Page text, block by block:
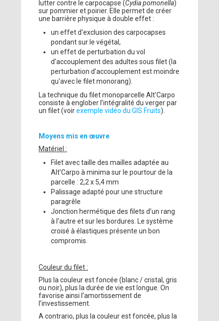
lutter contre le carpocapse (Cydia pomonella)
sur pommier et poirier. Elle permet de créer
une barrière physique à double effet :
un effet d'exclusion des carpocapses
pondant sur le végétal,
un effet de perturbation du vol
d'accouplement des adultes sous filet (la
perturbation d'accouplement est moindre
qu'avec le filet monorang).
La technique du filet monoparcelle Alt'Carpo
consiste à englober l’intégralité du verger par
un filet (voirexemple vidéo du GIS Fruits).
Moyens mis en œuvre
Matériel :
Filet avec taille des mailles adaptée au
Alt’Carpo à minima sur le pourtour de la
parcelle : 2,2 x 5,4 mm
Palissage adapté pour une structure
paragrêle
Jonction hermétique des filets d’un rang
à l’autre et sur les bordures. Le système
croisé à élastiques présente un bon
compromis.
Couleur du filet :
Plus la couleur est foncée (blanc / cristal, gris
ou noir), plus la durée de vie est longue. On
favorise ainsi l’amortissement de
l’investissement.
A contrario, plus la couleur est foncée, plus la